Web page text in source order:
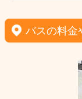
バスの料金